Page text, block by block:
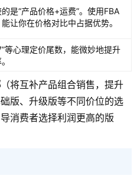
是“产品价格+运费”。使用FBA
让你在价格对比中占据优势。
等心理定价尾数，能微妙地提升
（将互补产品组合销售，提升
版、升级版等不同价位的选
消费者选择利润更高的版